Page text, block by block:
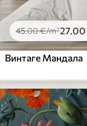
45.00€/m²27 .00
Винтаге Мандала